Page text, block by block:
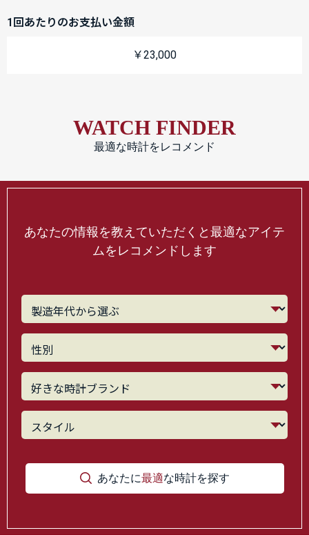
1回あたりのお支払い金額
￥23,000
WATCH FINDER
最適な時計をレコメンド
あなたの情報を教えていただくと最適なアイテ
ムをレコメンドします
あなたに最適な時計を探す